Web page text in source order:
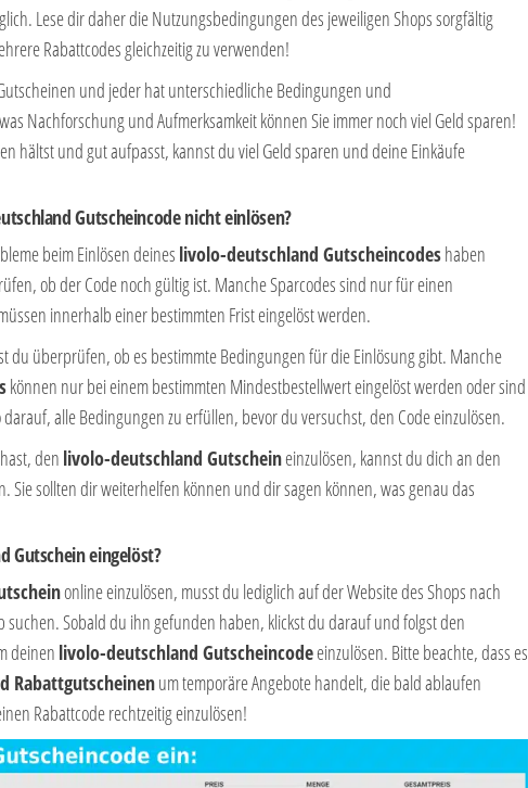
Lese dir daher die Nutzungsbedingungen des jeweiligen Shops sorgfältig
Rabattcodes gleichzeitig zu verwenden!
und jeder hat unterschiedliche Bedingungen und
Nachforschung und Aufmerksamkeit können Sie immer noch viel Geld sparen!
hältst und gut aufpasst, kannst du viel Geld sparen und deine Einkäufe
Gutscheincode nicht einlösen?
beim Einlösen deines livolo-deutschland Gutscheincodeshaben
ob der Code noch gültig ist. Manche Sparcodes sind nur für einen
innerhalb einer bestimmten Frist eingelöst werden.
du überprüfen, ob es bestimmte Bedingungen für die Einlösung gibt. Manche
können nur bei einem bestimmten Mindestbestellwert eingelöst werden oder sind
alle Bedingungen zu erfüllen, bevor du versuchst, den Code einzulösen.
den livolo-deutschland Gutscheineinzulösen, kannst du dich an den
Sie sollten dir weiterhelfen können und dir sagen können, was genau das
Gutschein eingelöst?
online einzulösen, musst du lediglich auf der Website des Shops nach
suchen. Sobald du ihn gefunden haben, klickst du darauf und folgst den
deinen livolo-deutschland Gutscheincodeeinzulösen. Bitte beachte, dass es
Rabattgutscheinenum temporäre Angebote handelt, die bald ablaufen
Rabattcode rechtzeitig einzulösen!